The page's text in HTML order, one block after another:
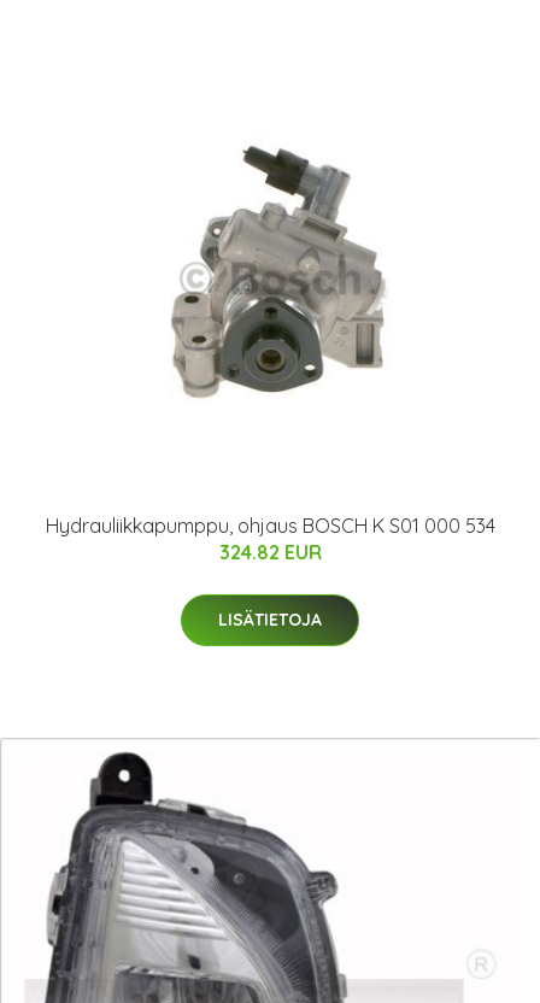
Hydrauliikkapumppu, ohjaus BOSCH K S01 000 534
324.82 EUR
LISÄTIETOJA